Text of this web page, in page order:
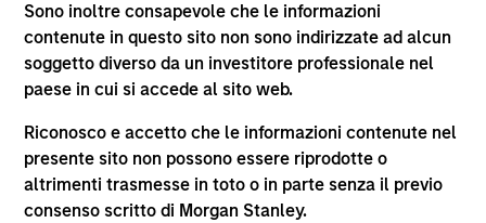
Sono inoltre consapevole che le informazioni
contenute in questo sito non sono indirizzate ad alcun
soggetto diverso da un investitore professionale nel
paese in cui si accede al sito web.
Riconosco e accetto che le informazioni contenute nel
presente sito non possono essere riprodotte o
altrimenti trasmesse in toto o in parte senza il previo
consenso scritto di Morgan Stanley.
Le informazioni relative agli aspetti di sostenibilità del
Comparto e una sintesi dei diritti degli investitori sono
disponibili sul sito web sopra indicato.
visione del “Modulo completo di sottoscrizione” (Extended
Application Form), mentre la sezione “Informazioni
supplementari per Hong Kong” (“Additional Information for
Hong Kong Investors”) all’interno del Prospetto riguarda
specificamente gli investitori di Hong Kong. Copie gratuite